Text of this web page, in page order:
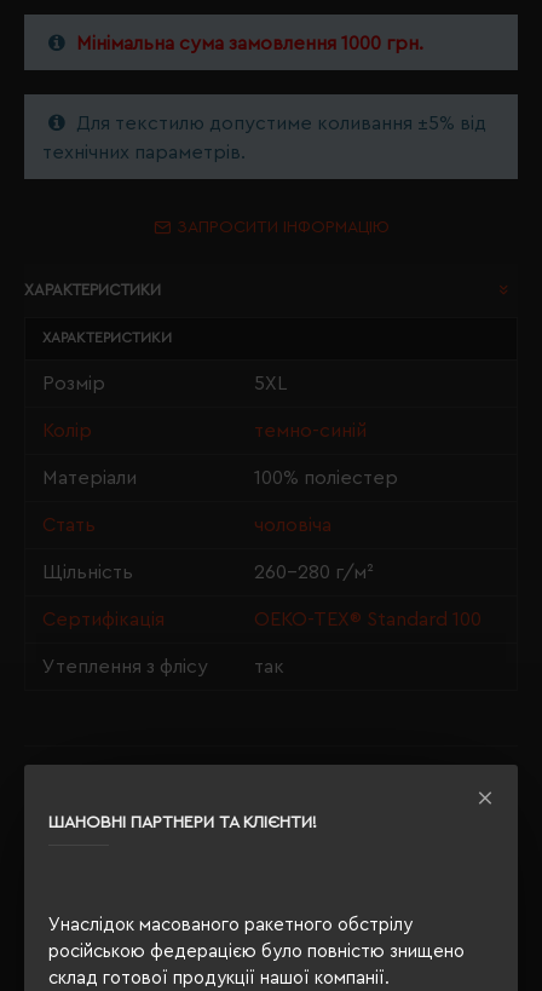
ШАНОВНІ ПАРТНЕРИ ТА КЛІЄНТИ!
Унаслідок масованого ракетного обстрілу
російською федерацією було повністю знищено
склад готової продукції нашої компанії.
Мінімальна сума замовлення 1000 грн.
Для текстилю допустиме коливання ±5% від
технічних параметрів.
ЗАПРОСИТИ ІНФОРМАЦІЮ
ХАРАКТЕРИСТИКИ
ХАРАКТЕРИСТИКИ
Розмір 5XL
Колір темно-синій
Матеріали 100% поліестер
Стать чоловіча
Щільність 260-280 г/м²
Сертифікація OEKO-TEX® Standard 100
Утеплення з флісу так
ВІДГУКИ
РЕКОМЕНДУЄМО